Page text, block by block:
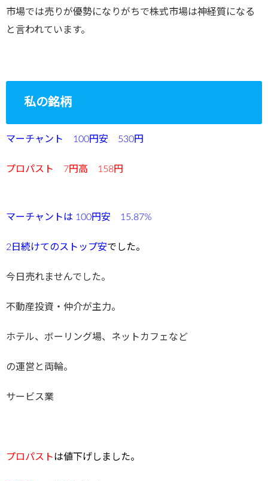
市場では売りが優勢になりがちで株式市場は神経質になる
と言われています。
私の銘柄
マーチャント 100円安 530円
プロパスト 7円高 158円
マーチャントは 100円安 15.87%
2日続けてのストップ安でした。
今日売れませんでした。
不動産投資・仲介が主力。
ホテル、ボーリング場、ネットカフェなど
の運営と両輪。
サービス業
プロパストは値下げしました。